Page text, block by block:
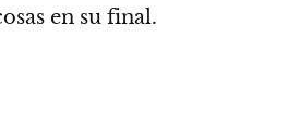
en su final.